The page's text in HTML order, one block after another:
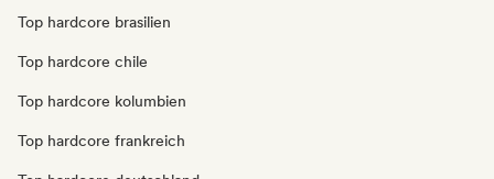
Top hardcore brasilien
Top hardcore chile
Top hardcore kolumbien
Top hardcore frankreich